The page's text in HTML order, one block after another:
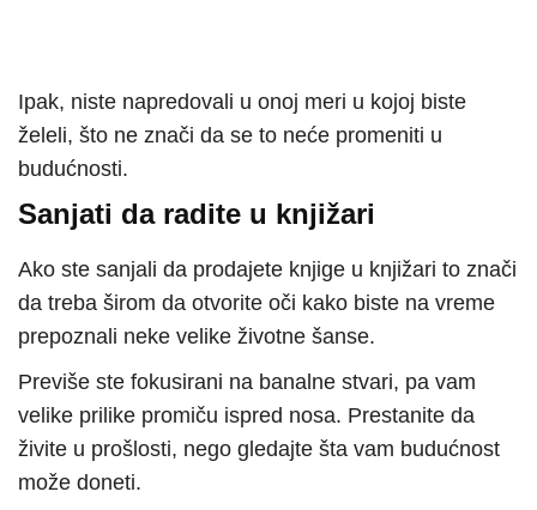
Ipak, niste napredovali u onoj meri u kojoj biste
želeli, što ne znači da se to neće promeniti u
budućnosti.
Sanjati da radite u knjižari
Ako ste sanjali da prodajete knjige u knjižari to znači
da treba širom da otvorite oči kako biste na vreme
prepoznali neke velike životne šanse.
Previše ste fokusirani na banalne stvari, pa vam
velike prilike promiču ispred nosa. Prestanite da
živite u prošlosti, nego gledajte šta vam budućnost
može doneti.